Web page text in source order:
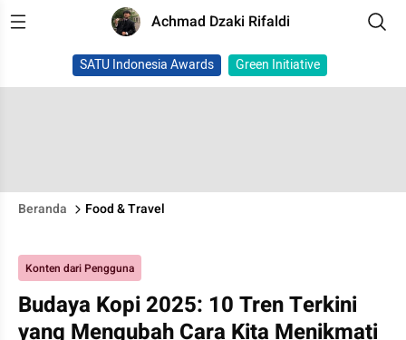
Achmad Dzaki Rifaldi
SATU Indonesia Awards Green Initiative
Beranda Food & Travel
Konten dari Pengguna
Budaya Kopi 2025: 10 Tren Terkini
yang Mengubah Cara Kita Menikmati